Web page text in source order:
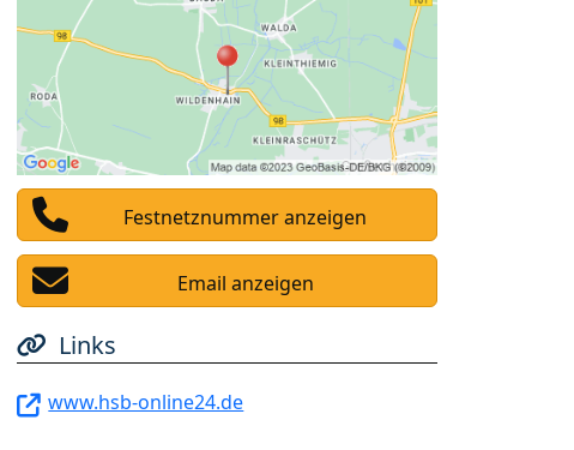
Festnetznummer anzeigen
Email anzeigen
Links
www.hsb-online24.de